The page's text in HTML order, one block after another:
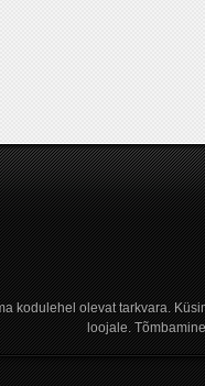
kodulehel olevat tarkvara.
loojale.